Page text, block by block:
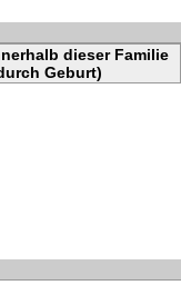
dieser Familie
Geburt)